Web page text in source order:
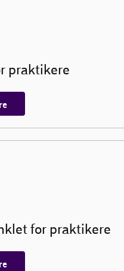
praktikere
for praktikere